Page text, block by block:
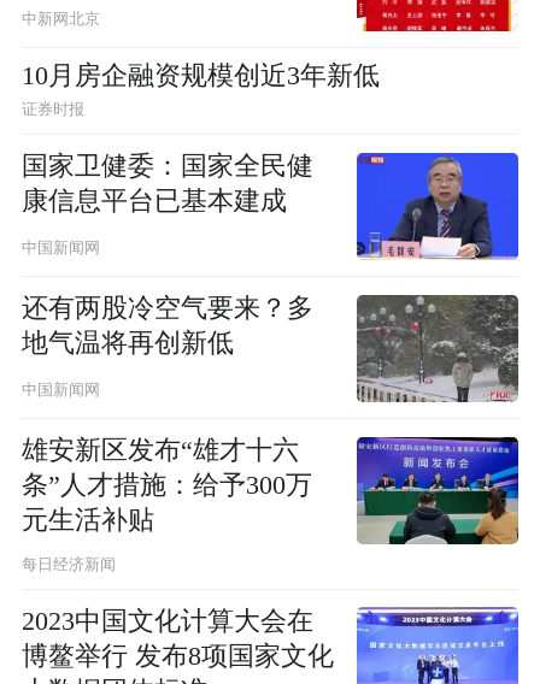
中新网北京
10月房企融资规模创近3年新低
证券时报
国家卫健委：国家全民健
康信息平台已基本建成
中国新闻网
还有两股冷空气要来？多
地气温将再创新低
中国新闻网
雄安新区发布“雄才十六
条”人才措施：给予300万
元生活补贴
每日经济新闻
2023中国文化计算大会在
博鳌举行 发布8项国家文化